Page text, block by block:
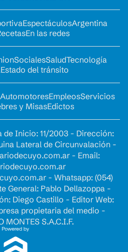
EspectáculosArgentina
En las redes
SocialesSaludTecnología
Estado del tránsito
AutomotoresEmpleosServicios
y MisasEdictos
de Inicio: 11/2003 - Dirección:
Lateral de Circunvalación -
- Email:
- Whatsapp: (054)
General: Pablo Dellazoppa -
Diego Castillo - Editor Web:
propietaria del medio -
MONTES S.A.C.I.F.